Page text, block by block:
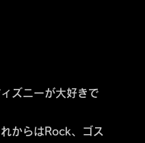
ズニーが大好きで
からはRock、ゴス